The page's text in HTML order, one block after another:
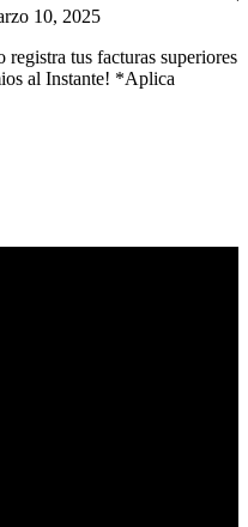
10, 2025
tus facturas superiores
al Instante! *Aplica